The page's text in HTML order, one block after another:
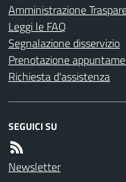
Amministrazione
Leggi le FAQ
Segnalazione disservizio
Prenotazione
Richiesta d'assistenza
SEGUICI SU
Newsletter